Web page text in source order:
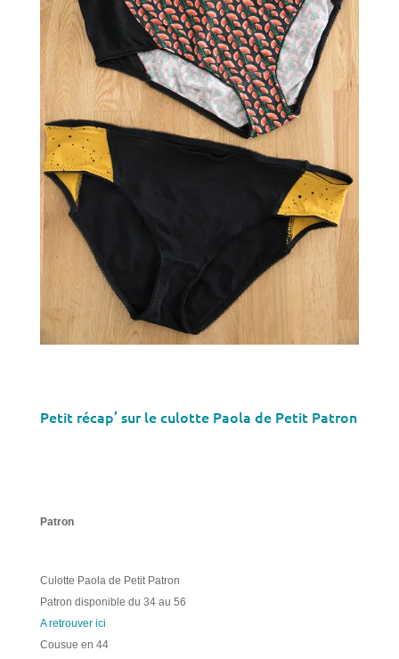
Petit récap’ sur le culotte Paola de Petit Patron
Patron
Culotte Paola de Petit Patron
Patron disponible du 34 au 56
A retrouver ici
Cousue en 44